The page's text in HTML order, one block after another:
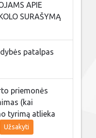
APIE
SURAŠYMĄ
patalpas
priemonės
(kai
tyrimą atlieka
Užsakyti